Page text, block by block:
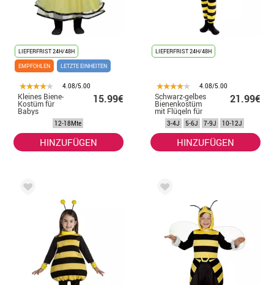
LIEFERFRIST 24H/48H
EMPFOHLEN
LETZTE EINHEITEN
4.08/5.00
Kleines Biene-
Kostüm für
Babys
15.99€
12-18Mte
HINZUFÜGEN
LIEFERFRIST 24H/48H
4.08/5.00
Schwarz-gelbes
Bienenkostüm
mit Flügeln für
Mädchen
21.99€
3-4J 5-6J 7-9J 10-12J
HINZUFÜGEN